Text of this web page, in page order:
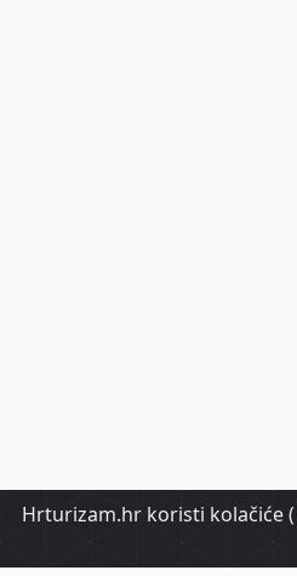
Hrturizam.hr koristi kolačiće